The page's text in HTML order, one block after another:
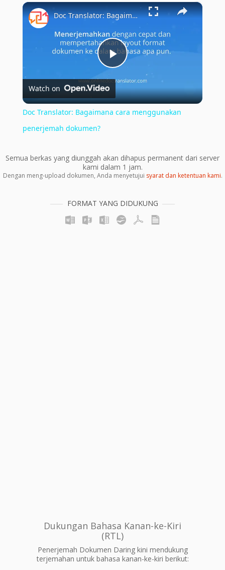
Play Unmute Fullscreen ×
Play
Video
Doc Translator: Bagaimana cara menggunakan penerjemah dokumen?
Watch on
Doc Translator: Bagaimana cara menggunakan
penerjemah dokumen?
Semua berkas yang diunggah akan dihapus permanent dari server
kami dalam 1 jam.
Dengan meng-upload dokumen, Anda menyetujui syarat dan ketentuan kami.
FORMAT YANG DIDUKUNG
Dukungan Bahasa Kanan-ke-Kiri
(RTL)
Penerjemah Dokumen Daring kini mendukung
terjemahan untuk bahasa kanan-ke-kiri berikut: